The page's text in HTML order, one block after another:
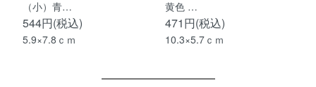
（小）青…
544円(税込)
5.9×7.8ｃｍ
黄色 …
471円(税込)
10.3×5.7ｃｍ